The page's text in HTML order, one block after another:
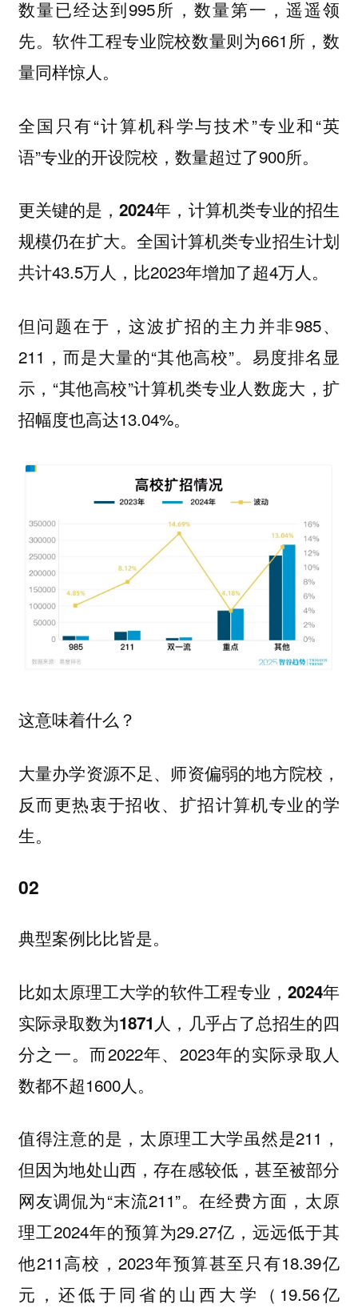
数量已经达到995所，数量第一，遥遥领
先。软件工程专业院校数量则为661所，数
量同样惊人。
全国只有“计算机科学与技术”专业和“英
语”专业的开设院校，数量超过了900所。
更关键的是，2024年，计算机类专业的招生
规模仍在扩大。全国计算机类专业招生计划
共计43.5万人，比2023年增加了超4万人。
但问题在于，这波扩招的主力并非985、
211，而是大量的“其他高校”。易度排名显
示，“其他高校”计算机类专业人数庞大，扩
招幅度也高达13.04%。
这意味着什么？
大量办学资源不足、师资偏弱的地方院校，
反而更热衷于招收、扩招计算机专业的学
生。
02
典型案例比比皆是。
比如太原理工大学的软件工程专业， 2024年
实际录取数为1871人，几乎占了总招生的四
分之一。而2022年、2023年的实际录取人
数都不超1600人。
值得注意的是，太原理工大学虽然是211，
但因为地处山西，存在感较低，甚至被部分
网友调侃为“末流211”。在经费方面，太原
理工2024年的预算为29.27亿，远远低于其
他211高校，2023年预算甚至只有18.39亿
元，还低于同省的山西大学（19.56亿